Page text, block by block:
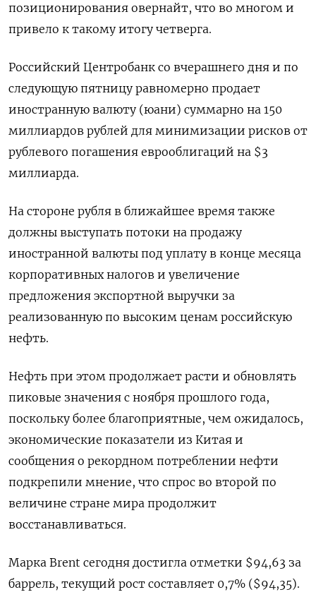
позиционирования овернайт, что во многом и
привело к такому итогу четверга.
Российский Центробанк со вчерашнего дня и по
следующую пятницу равномерно продает
иностранную валюту (юани) суммарно на 150
миллиардов рублей для минимизации рисков от
рублевого погашения еврооблигаций на $3
миллиарда.
На стороне рубля в ближайшее время также
должны выступать потоки на продажу
иностранной валюты под уплату в конце месяца
корпоративных налогов и увеличение
предложения экспортной выручки за
реализованную по высоким ценам российскую
нефть.
Нефть при этом продолжает расти и обновлять
пиковые значения с ноября прошлого года,
поскольку более благоприятные, чем ожидалось,
экономические показатели из Китая и
сообщения о рекордном потреблении нефти
подкрепили мнение, что спрос во второй по
величине стране мира продолжит
восстанавливаться.
Марка Brent сегодня достигла отметки $94,63 за
баррель, текущий рост составляет 0,7% ($94,35).